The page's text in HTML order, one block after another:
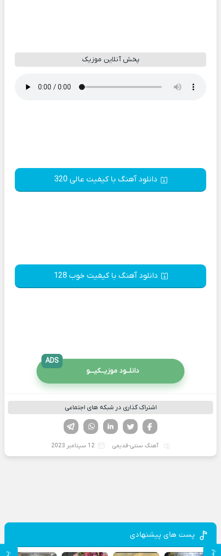
پخش آنلاین موزیک
دانلود آهنگ با کیفیت عالی 320
دانلود آهنگ با کیفیت خوب 128
دانلــود موزیــکیـــو
ADS
اشتراک گذاری در شبکه های اجتماعی
لینکدین تویتر
فیسوک
آهنگ سنتی-قدیمی 12 سپتامبر 2023
پست های پیشنهادی